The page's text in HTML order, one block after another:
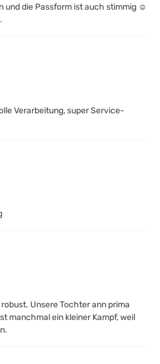
und die Passform ist auch stimmig ☺️
Verarbeitung, super Service-
Unsere Tochter ann prima
manchmal ein kleiner Kampf, weil